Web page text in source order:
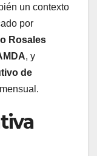
un contexto
por
Rosales
, y
de